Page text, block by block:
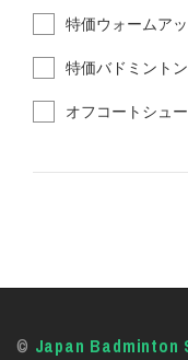
特価ウォームア
特価バドミント
オフコートシュ
© Japan Badminton